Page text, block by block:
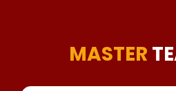
MASTER